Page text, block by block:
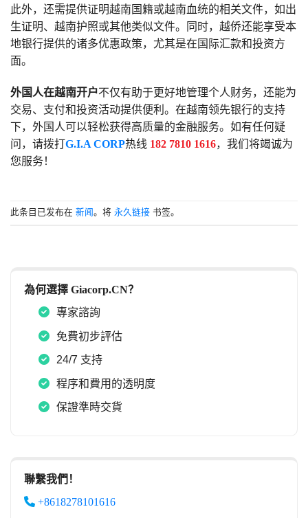
此外，还需提供证明越南国籍或越南血统的相关文件，如出
生证明、越南护照或其他类似文件。同时，越侨还能享受本
地银行提供的诸多优惠政策，尤其是在国际汇款和投资方
面。
外国人在越南开户不仅有助于更好地管理个人财务，还能为
交易、支付和投资活动提供便利。在越南领先银行的支持
下，外国人可以轻松获得高质量的金融服务。如有任何疑
问，请拨打G.I.A CORP热线 182 7810 1616，我们将竭诚为
您服务！
此条目已发布在 新闻。将 永久链接 书签。
為何選擇 Giacorp.CN？
專家諮詢
免費初步評估
24/7 支持
程序和費用的透明度
保證準時交貨
聯繫我們！
+8618278101616